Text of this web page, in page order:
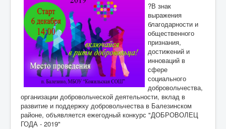
?В знак
выражения
благодарности и
общественного
признания,
достижений и
инноваций в
сфере
социального
добровольчества,
организации добровольческой деятельности, вклад в
развитие и поддержку добровольчества в Балезинском
районе, объявляется ежегодный конкурс "ДОБРОВОЛЕЦ
ГОДА - 2019"